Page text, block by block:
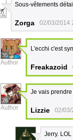
Sous-vêtements
Zorga 02/03/2014
35
Author
L'ecchi c'est
Freakazoid
26
Author
Je vais
Lizzie 02/03/
Jerry. LOL